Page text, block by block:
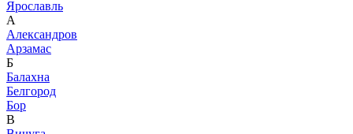
Ярославль
А
Александров
Арзамас
Б
Балахна
Белгород
Бор
В